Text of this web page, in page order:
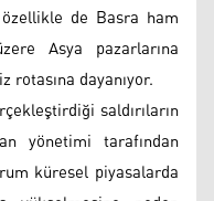
özellikle de Basra ham
Asya pazarlarına
rotasına dayanıyor.
saldırıların
yönetimi tarafından
küresel piyasalarda